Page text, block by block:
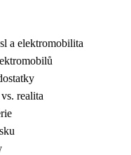
a elektromobilita
realita